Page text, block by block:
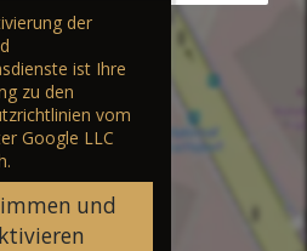
der
ist Ihre
zu den
vom
Google LLC
und